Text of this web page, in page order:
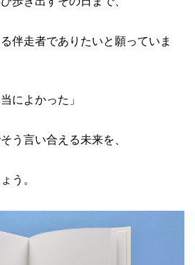
伴走者でありたいと願っていま
によかった」
う言い合える未来を、
う。